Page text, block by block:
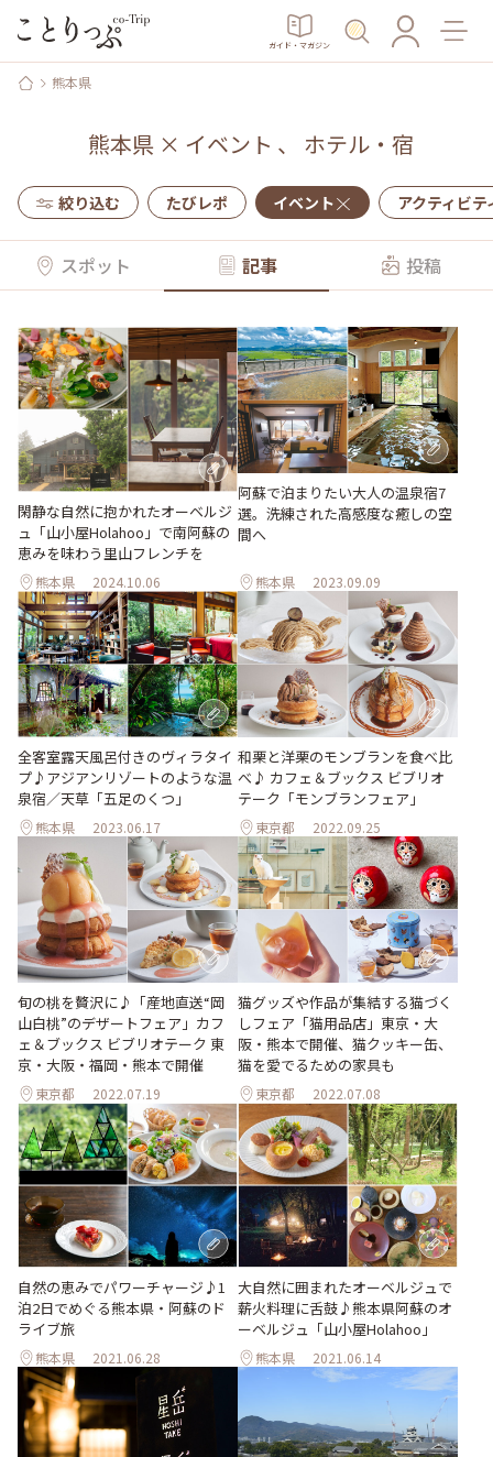
ガイド・マガジン
熊本県
熊本県 × イベント 、 ホテル・宿
絞り込む たびレポ イベント アクティビテ
スポット 記事 投稿
閑静な自然に抱かれたオーベルジ
ュ「山小屋Holahoo」で南阿蘇の
恵みを味わう里山フレンチを
熊本県 2024.10.06
阿蘇で泊まりたい大人の温泉宿7
選。洗練された高感度な癒しの空
間へ
熊本県 2023.09.09
全客室露天風呂付きのヴィラタイ
プ♪アジアンリゾートのような温
泉宿／天草「五足のくつ」
熊本県 2023.06.17
和栗と洋栗のモンブランを食べ比
べ♪ カフェ＆ブックス ビブリオ
テーク「モンブランフェア」
東京都 2022.09.25
旬の桃を贅沢に♪「産地直送“岡
山白桃”のデザートフェア」カフ
ェ＆ブックス ビブリオテーク 東
京・大阪・福岡・熊本で開催
東京都 2022.07.19
猫グッズや作品が集結する猫づく
しフェア「猫用品店」東京・大
阪・熊本で開催、猫クッキー缶、
猫を愛でるための家具も
東京都 2022.07.08
自然の恵みでパワーチャージ♪1
泊2日でめぐる熊本県・阿蘇のド
ライブ旅
熊本県 2021.06.28
大自然に囲まれたオーベルジュで
薪火料理に舌鼓♪熊本県阿蘇のオ
ーベルジュ「山小屋Holahoo」
熊本県 2021.06.14